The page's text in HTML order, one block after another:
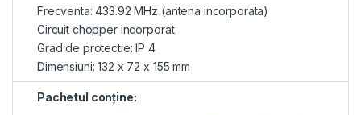
Frecventa: 433.92 MHz (antena incorporata)
Circuit chopper incorporat
Grad de protectie: IP 4
Dimensiuni: 132 x 72 x 155 mm
Pachetul conţine: